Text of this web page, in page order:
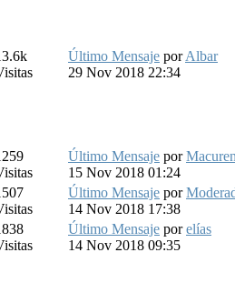
Último Mensaje porAlbar
29 Nov 2018 22:34
Último Mensaje por
15 Nov 2018 01:24
Último Mensaje por
14 Nov 2018 17:38
Último Mensaje porelías
14 Nov 2018 09:35